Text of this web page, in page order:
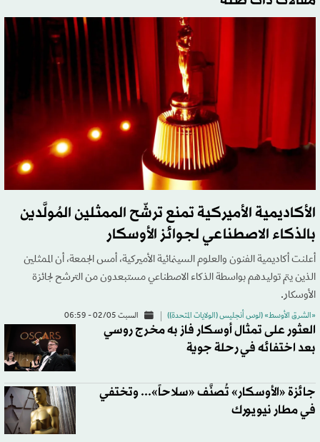
الأكاديمية الأميركية تمنع ترشّح الممثلين المُولَّدين
بالذكاء الاصطناعي لجوائز الأوسكار
أعلنت أكاديمية الفنون والعلوم السينمائية الأميركية، أمس الجمعة، أن الممثلين
الذين يتم توليدهم بواسطة الذكاء الاصطناعي مستبعدون من الترشح لجائزة
الأوسكار.
«الشرق الأوسط» (لوس أنجليس (الولايات المتحدة)) السبت 02/05 - 06:59
العثور على تمثال أوسكار فاز به مخرج روسي
بعد اختفائه في رحلة جوية
جائزة «الأوسكار» تُصنَّف «سلاحاً»... وتختفي
في مطار نيويورك